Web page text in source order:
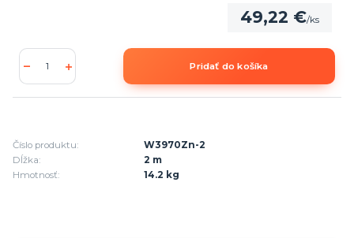
49,22 €/ks
Pridať do košíka
Číslo produktu:
W3970Zn-2
Dĺžka:
2 m
Hmotnosť:
14.2 kg